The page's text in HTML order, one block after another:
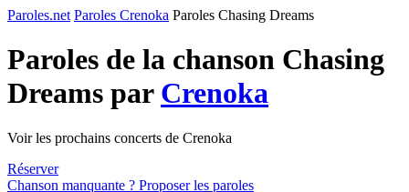
Paroles.net Paroles Crenoka Paroles Chasing Dreams
Paroles de la chanson Chasing
Dreams par Crenoka
Voir les prochains concerts de Crenoka
Réserver
Chanson manquante ? Proposer les paroles